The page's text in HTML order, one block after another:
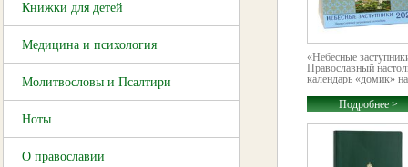
Книжки для детей
Медицина и психология
Молитвословы и Псалтири
Ноты
О православии
«Небесные
Православный
календарь «домик»
Подробнее >